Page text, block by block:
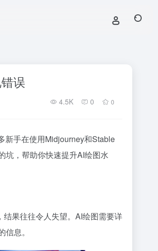
误
4.5K 0 0
新手在使用Midjourney和Stable
坑，帮助你快速提升AI绘图水
结果往往令人失望。AI绘图需要详
息。